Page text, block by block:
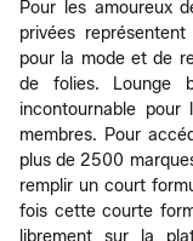
Pour les amoureux
privées
pour la mode et de
de folies. Lounge
incontournable
membres. Pour
plus de 2500
remplir un court
fois cette courte
librement sur la